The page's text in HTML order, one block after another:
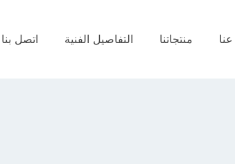
منتجاتنا التفاصيل الفنية اتصل بنا